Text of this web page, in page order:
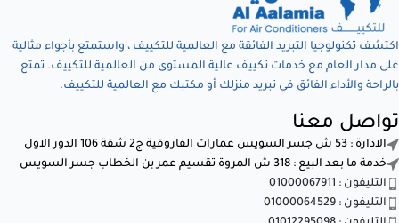
اكتشف تكنولوجيا التبريد الفائقة مع العالمية للتكييف ، واستمتع بأجواء مثالية
على مدار العام مع خدمات تكييف عالية المستوى من العالمية للتكييف. تمتع
بالراحة والأداء الفائق في تبريد منزلك أو مكتبك مع العالمية للتكييف.
تواصل معنا
الادارة : 53 ش جسر السويس عمارات الفاروقية ج2 شقة 106 الدور الاول
خدمة ما بعد البيع : 318 ش المروة تقسيم عمر بن الخطاب جسر السويس
التليفون : 01000067911
التليفون : 01000064529